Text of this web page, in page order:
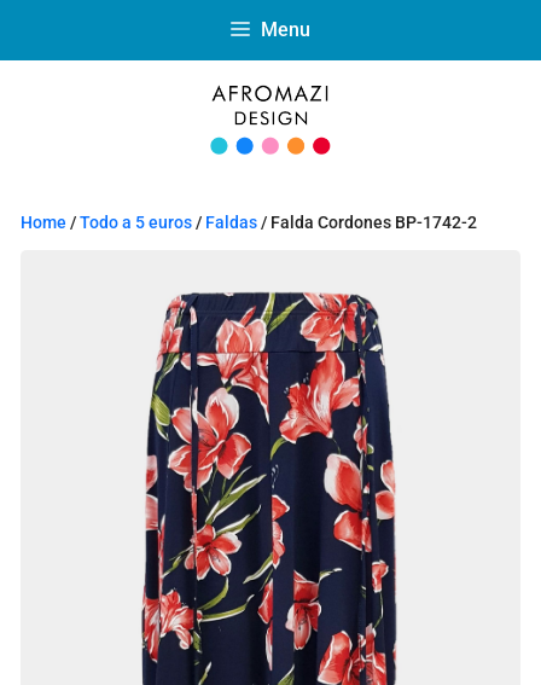
Menu
Home /Todo a 5 euros/ Faldas/ Falda Cordones BP-1742-2